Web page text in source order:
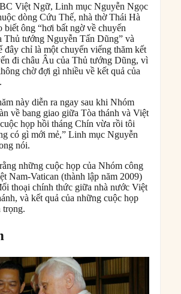
Việt Ngữ, Linh mục Nguyễn Ngọc
dòng Cứu Thế, nhà thờ Thái Hà
biết ông “hơi bất ngờ về chuyến
Thủ tướng Nguyễn Tấn Dũng” và
đây chỉ là một chuyến viếng thăm kết
đi châu Âu của Thủ tướng Dũng, vì
chờ đợi gì nhiều về kết quả của
này diễn ra ngay sau khi Nhóm
về bang giao giữa Tòa thánh và Việt
họp hồi tháng Chín vừa rồi tôi
có gì mới mẻ,” Linh mục Nguyễn
nói.
những cuộc họp của Nhóm công
Nam-Vatican (thành lập năm 2009)
thoại chính thức giữa nhà nước Việt
và kết quả của những cuộc họp
trọng.